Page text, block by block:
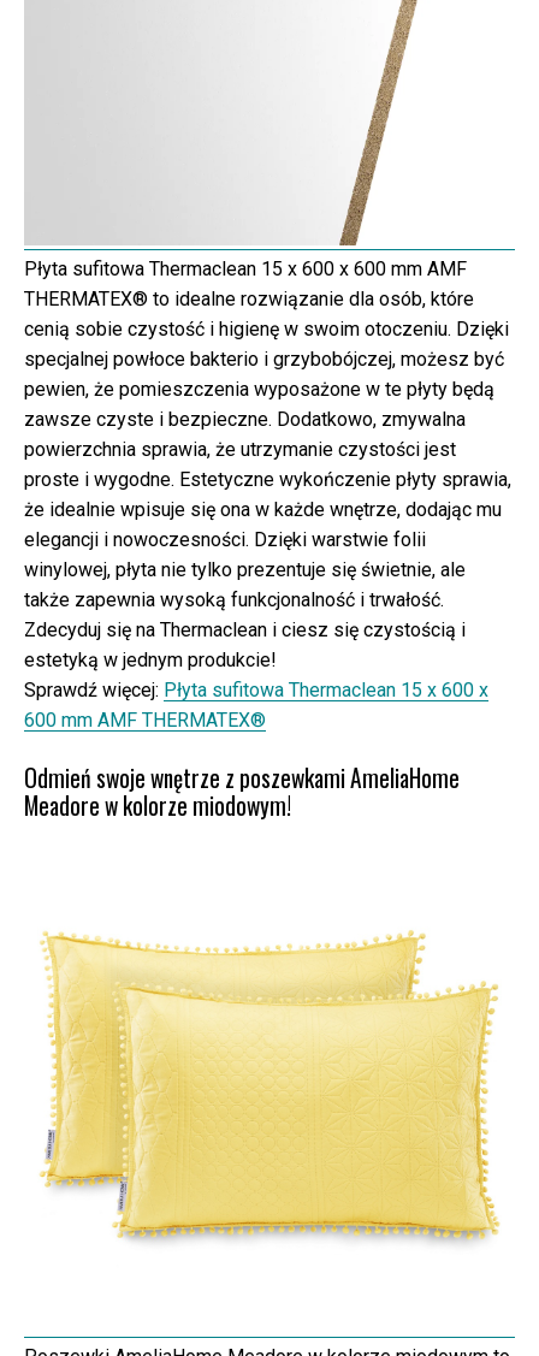
Płyta sufitowa Thermaclean 15 x 600 x 600 mm AMF
THERMATEX® to idealne rozwiązanie dla osób, które
cenią sobie czystość i higienę w swoim otoczeniu. Dzięki
specjalnej powłoce bakterio i grzybobójczej, możesz być
pewien, że pomieszczenia wyposażone w te płyty będą
zawsze czyste i bezpieczne. Dodatkowo, zmywalna
powierzchnia sprawia, że utrzymanie czystości jest
proste i wygodne. Estetyczne wykończenie płyty sprawia,
że idealnie wpisuje się ona w każde wnętrze, dodając mu
elegancji i nowoczesności. Dzięki warstwie folii
winylowej, płyta nie tylko prezentuje się świetnie, ale
także zapewnia wysoką funkcjonalność i trwałość.
Zdecyduj się na Thermaclean i ciesz się czystością i
estetyką w jednym produkcie!
Sprawdź więcej: Płyta sufitowa Thermaclean 15 x 600 x
600 mm AMF THERMATEX®
Odmień swoje wnętrze z poszewkami AmeliaHome
Meadore w kolorze miodowym!